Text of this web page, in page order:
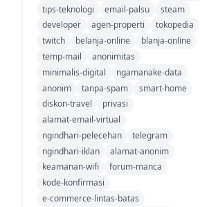
tips-teknologi
email-palsu
steam
developer
agen-properti
tokopedia
twitch
belanja-online
blanja-online
temp-mail
anonimitas
minimalis-digital
ngamanake-data
anonim
tanpa-spam
smart-home
diskon-travel
privasi
alamat-email-virtual
ngindhari-pelecehan
telegram
ngindhari-iklan
alamat-anonim
keamanan-wifi
forum-manca
kode-konfirmasi
e-commerce-lintas-batas